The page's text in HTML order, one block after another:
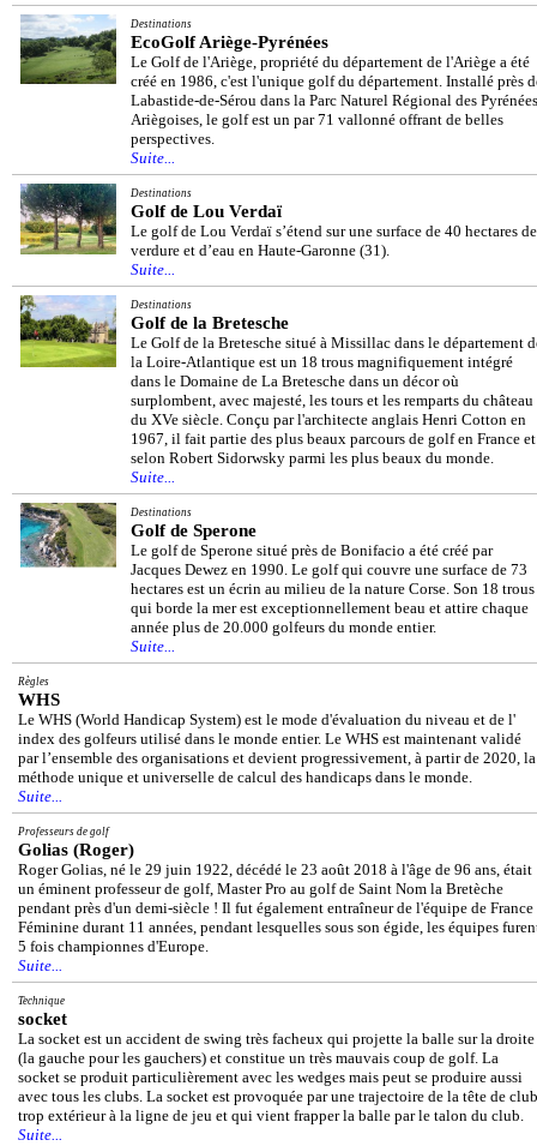
Destinations
EcoGolf Ariège-Pyrénées
Le Golf de l'Ariège, propriété du département de l'Ariège a été
créé en 1986, c'est l'unique golf du département. Installé près
Labastide-de-Sérou dans la Parc Naturel Régional des Pyrénées
Ariègoises, le golf est un par 71 vallonné offrant de belles
perspectives.
Suite...
Destinations
Golf de Lou Verdaï
Le golf de Lou Verdaï s’étend sur une surface de 40 hectares de
verdure et d’eau en Haute-Garonne (31).
Suite...
Destinations
Golf de la Bretesche
Le Golf de la Bretesche situé à Missillac dans le département
la Loire-Atlantique est un 18 trous magnifiquement intégré
dans le Domaine de La Bretesche dans un décor où
surplombent, avec majesté, les tours et les remparts du château
du XVe siècle. Conçu par l'architecte anglais Henri Cotton en
1967, il fait partie des plus beaux parcours de golf en France et
selon Robert Sidorwsky parmi les plus beaux du monde.
Suite...
Destinations
Golf de Sperone
Le golf de Sperone situé près de Bonifacio a été créé par
Jacques Dewez en 1990. Le golf qui couvre une surface de 73
hectares est un écrin au milieu de la nature Corse. Son 18 trous
qui borde la mer est exceptionnellement beau et attire chaque
année plus de 20.000 golfeurs du monde entier.
Suite...
Règles
WHS
Le WHS (World Handicap System) est le mode d'évaluation du niveau et de l'
index des golfeurs utilisé dans le monde entier. Le WHS est maintenant validé
par l’ensemble des organisations et devient progressivement, à partir de 2020, la
méthode unique et universelle de calcul des handicaps dans le monde.
Suite...
Professeurs de golf
Golias (Roger)
Roger Golias, né le 29 juin 1922, décédé le 23 août 2018 à l'âge de 96 ans, était
un éminent professeur de golf, Master Pro au golf de Saint Nom la Bretèche
pendant près d'un demi-siècle ! Il fut également entraîneur de l'équipe de France
Féminine durant 11 années, pendant lesquelles sous son égide, les équipes
5 fois championnes d'Europe.
Suite...
Technique
socket
La socket est un accident de swing très facheux qui projette la balle sur la droite
(la gauche pour les gauchers) et constitue un très mauvais coup de golf. La
socket se produit particulièrement avec les wedges mais peut se produire aussi
avec tous les clubs. La socket est provoquée par une trajectoire de la tête de club
trop extérieur à la ligne de jeu et qui vient frapper la balle par le talon du club.
Suite...